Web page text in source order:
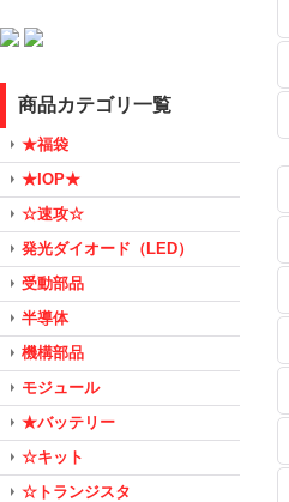
商品カテゴリ一覧
★福袋
★IOP★
☆速攻☆
発光ダイオード（LED）
受動部品
半導体
機構部品
モジュール
★バッテリー
☆キット
☆トランジスタ